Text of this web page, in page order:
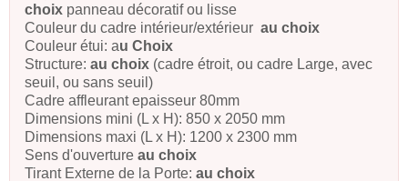
choix panneau décoratif ou lisse
Couleur du cadre intérieur/extérieur au choix
Couleur étui: au Choix
Structure: au choix (cadre étroit, ou cadre Large, avec
seuil, ou sans seuil)
Cadre affleurant epaisseur 80mm
Dimensions mini (L x H): 850 x 2050 mm
Dimensions maxi (L x H): 1200 x 2300 mm
Sens d'ouverture au choix
Tirant Externe de la Porte: au choix